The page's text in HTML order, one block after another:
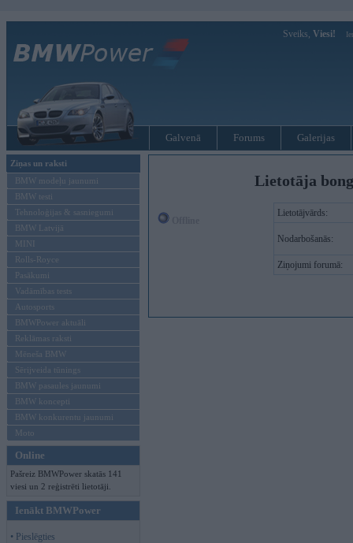
Sveiks, Viesi!
Galvenā Forums Galerijas
Ziņas un raksti
BMW modeļu jaunumi
BMW testi
Tehnoloģijas & sasniegumi
BMW Latvijā
MINI
Rolls-Royce
Pasākumi
Vadāmības tests
Autosports
BMWPower aktuāli
Reklāmas raksti
Mēneša BMW
Sērijveida tūnings
BMW pasaules jaunumi
BMW koncepti
BMW konkurentu jaunumi
Moto
Online
Pašreiz BMWPower skatās 141
viesi un 2 reģistrēti lietotāji.
Ienākt BMWPower
• Pieslēgties
Lietotāja
Lietotājvārds:
Nodarbošanās:
Ziņojumi forumā: